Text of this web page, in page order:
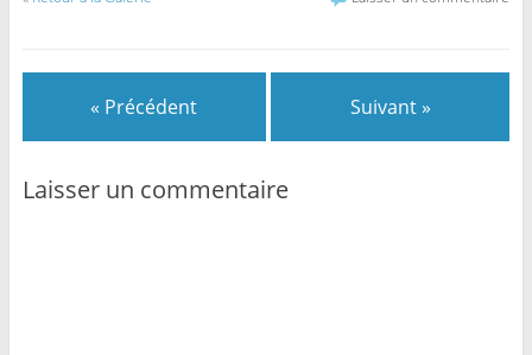
« Précédent Suivant »
Laisser un commentaire